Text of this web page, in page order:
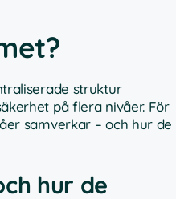
struktur
på flera nivåer. För
samverkar – och hur de
hur de